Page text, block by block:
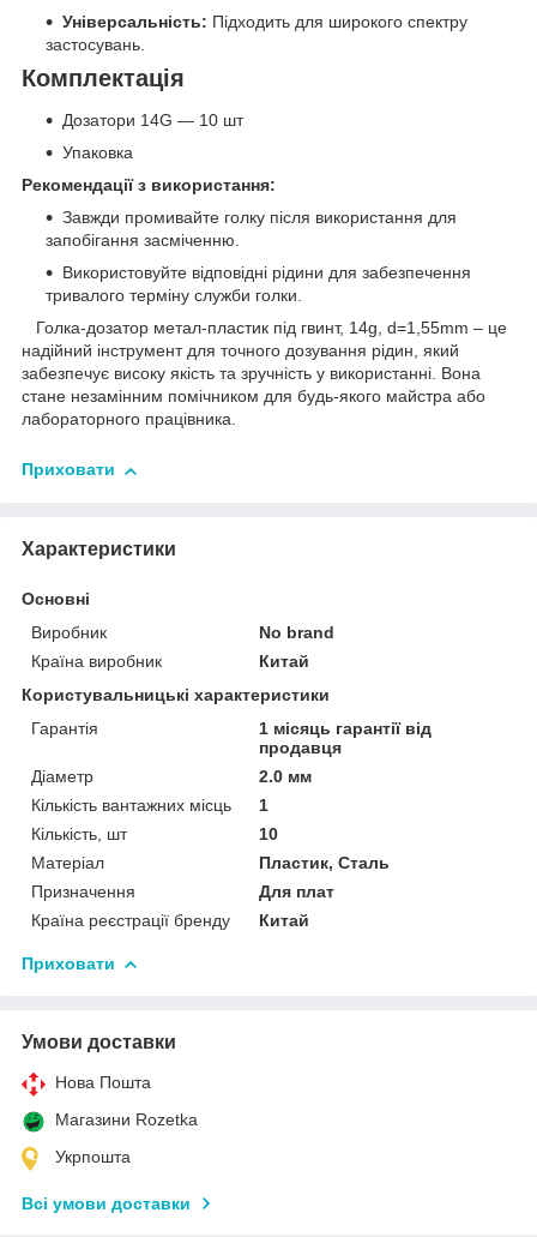
Універсальність: Підходить для широкого спектру
застосувань.
Комплектація
Дозатори 14G — 10 шт
Упаковка
Рекомендації з використання:
Завжди промивайте голку після використання для
запобігання засміченню.
Використовуйте відповідні рідини для забезпечення
тривалого терміну служби голки.
Голка-дозатор метал-пластик під гвинт, 14g, d=1,55mm – це
надійний інструмент для точного дозування рідин, який
забезпечує високу якість та зручність у використанні. Вона
стане незамінним помічником для будь-якого майстра або
лабораторного працівника.
Приховати
Характеристики
Основні
Виробник
No brand
Країна виробник
Китай
Користувальницькі характеристики
Гарантія
1 місяць гарантії від
продавця
Діаметр
2.0 мм
Кількість вантажних місць
1
Кількість, шт
10
Матеріал
Пластик, Сталь
Призначення
Для плат
Країна реєстрації бренду
Китай
Приховати
Умови доставки
Нова Пошта
Магазини Rozetka
Укрпошта
Всі умови доставки